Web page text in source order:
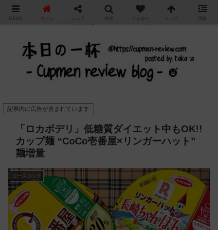
カップ麺の新商品をレビュー / アレンジするブログ
記事内に広告が含まれています
「ロカボデリ」低糖質ダイエット中もOK!!
カップ麺 “CoCo壱番屋×リンガーハット”
麺増量
エースコック
MENU ホーム シェア 検索 フォロー トップ 情報